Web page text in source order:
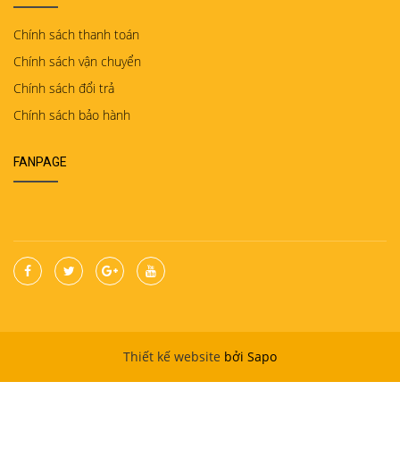
Chính sách thanh toán
Chính sách vận chuyển
Chính sách đổi trả
Chính sách bảo hành
FANPAGE
Thiết kế website bởi Sapo